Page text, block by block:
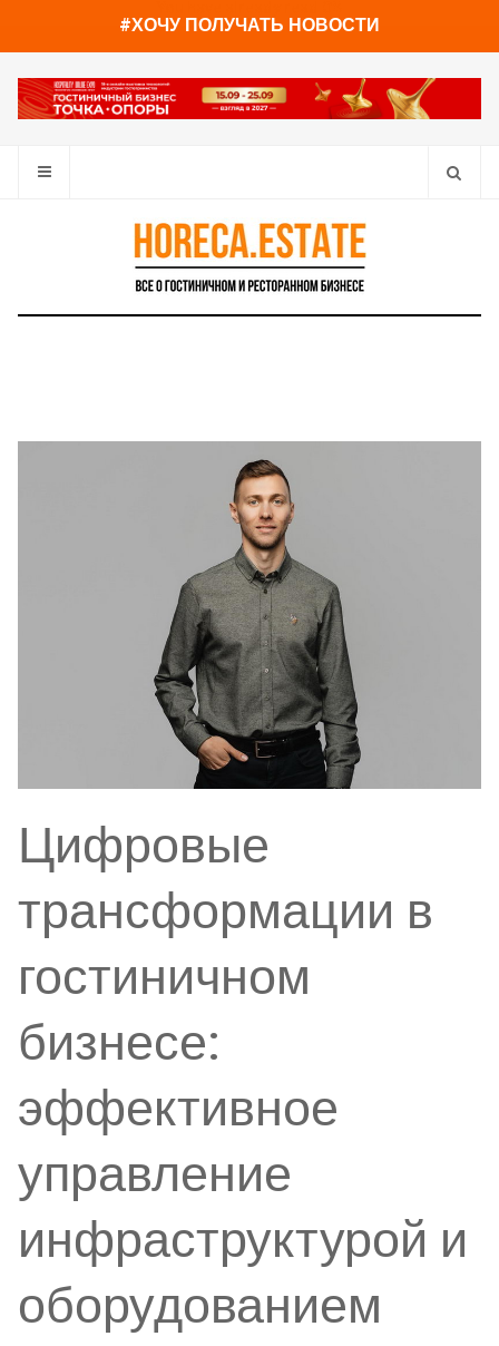
#ХОЧУ ПОЛУЧАТЬ НОВОСТИ
Цифровые
трансформации в
гостиничном
бизнесе:
эффективное
управление
инфраструктурой и
оборудованием